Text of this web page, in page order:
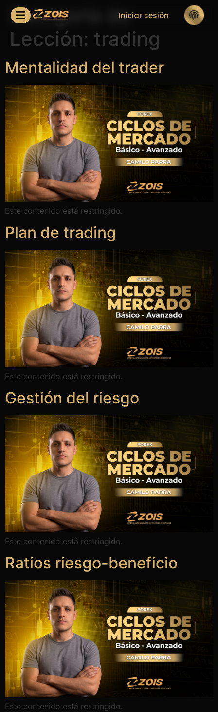
Iniciar sesión
Categoría de
Lección: trading
Mentalidad del trader
Este contenido está restringido.
Plan de trading
Este contenido está restringido.
Gestión del riesgo
Este contenido está restringido.
Ratios riesgo-beneficio
Este contenido está restringido.